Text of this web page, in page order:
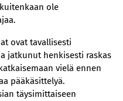
ole
ovat tavallisesti
jatkunut henkisesti raskas
vielä ennen
pääkäsittelyä.
täysimittaiseen